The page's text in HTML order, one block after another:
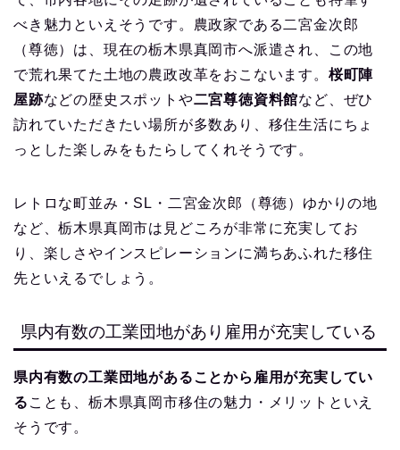
べき魅力といえそうです。農政家である二宮金次郎
（尊徳）は、現在の栃木県真岡市へ派遣され、この地
で荒れ果てた土地の農政改革をおこないます。 桜町陣
屋跡などの歴史スポットや二宮尊徳資料館など、ぜひ
訪れていただきたい場所が多数あり、移住生活にちょ
っとした楽しみをもたらしてくれそうです。
レトロな町並み・SL・二宮金次郎（尊徳）ゆかりの地
など、栃木県真岡市は見どころが非常に充実してお
り、楽しさやインスピレーションに満ちあふれた移住
先といえるでしょう。
県内有数の工業団地があり雇用が充実している
県内有数の工業団地があることから雇用が充実してい
る ことも、栃木県真岡市移住の魅力・メリットといえ
そうです。